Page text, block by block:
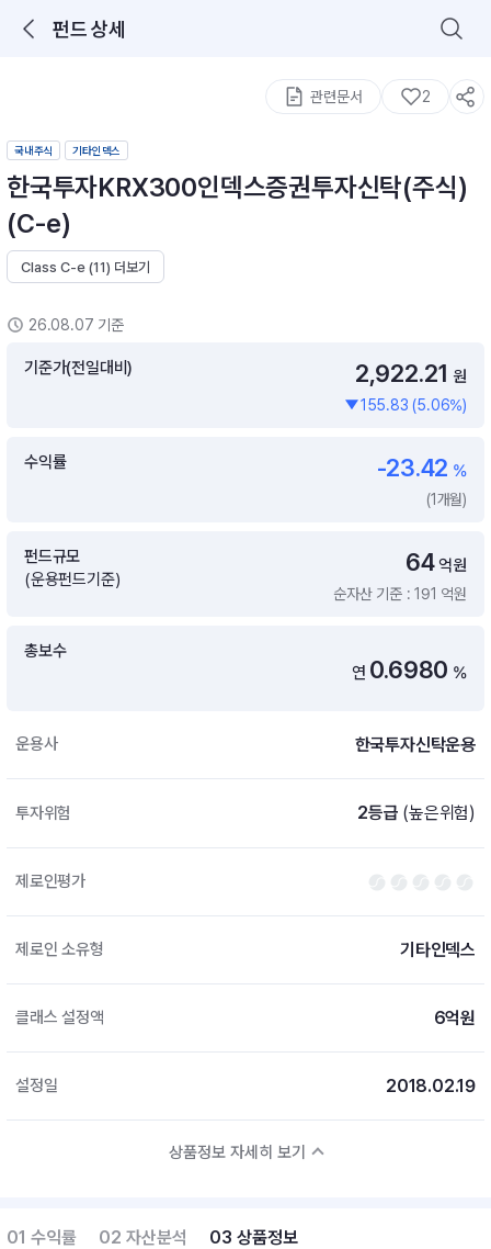
펀드 상세
구성종목 검색
관련문서 2
국내주식 기타인덱스
한국투자KRX300인덱스증권투자신탁(주식)
(C-e)
Class C-e (11) 더보기
26.08.07 기준
기준가(전일대비) 2,922.21 원
155.83 (5.06%)
수익률 -23.42 %
(1개월)
펀드규모
(운용펀드기준)
64 억원
순자산 기준 : 191 억원
총보수
연 0.6980 %
운용사 한국투자신탁운용
투자위험 2등급 (높은위험)
제로인평가
제로인 소유형 기타인덱스
클래스 설정액 6억원
설정일 2018.02.19
상품정보 자세히 보기
01 수익률 02 자산분석 03 상품정보
추천 메뉴
ETF 랭킹
월배당 · 모으기 · 포트래빗 관리
월배당 포트
포트래빗 관리
미국 ETF 검색
ETF 비교
연금 ETF 검색
ETF트렌드 ETF 랭킹 · ETF 찾기 · 종목찾기
미국ETF테마
연금 펀드 검색
투자 라이브러리
ETF 처음투자
내맘대로 만들기
DIY 포트 관리
고객라운지
이벤트
공지사항
FAQ